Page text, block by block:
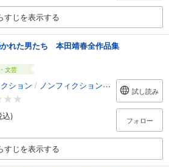
すじを表示する
かれた男たち 本田靖春全作品集
文芸
ション / ノンフィクション・ドキュメンタリー
込)
試し読み
フォロー
すじを表示する